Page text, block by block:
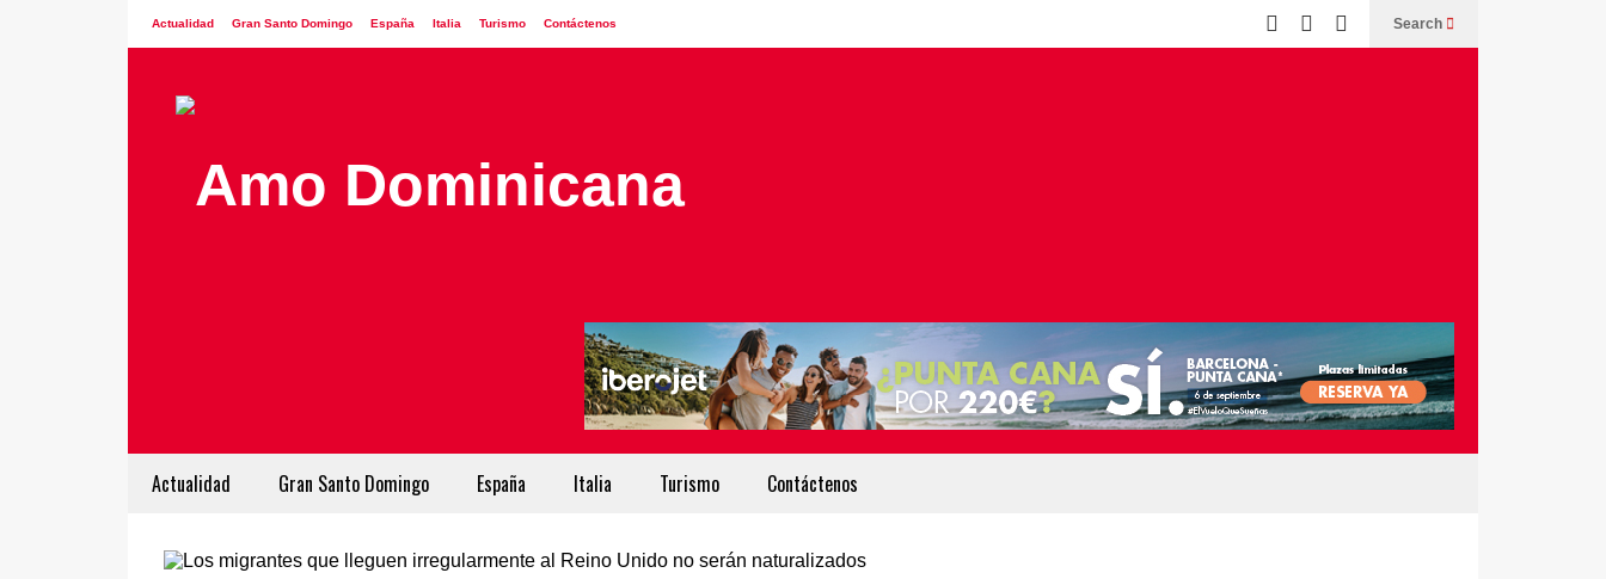
Actualidad Gran Santo Domingo España Italia Turismo Contáctenos Search
Actualidad Gran Santo Domingo España Italia Turismo Contáctenos